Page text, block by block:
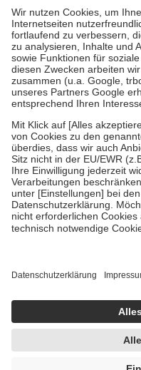
höchstens zehn Euro.
Es
Kosten der Leistung zu
Diese Regeln gelten
Bei Heilmitteln und
Zuzahlung zehn Prozent der
Verordnung.
Um das Engagement der
stärken und die besondere
fallenkeine Zuzahlungenan
• Kindern und Jugendlichen
mit Ausnahme der
• Untersuchungen zur
GKV getragen werden
• empfohlenen
• Harn- und Blutteststreifen
getroffen, um
https://help.etrusted.com/
Einige Bilder und Inhalte